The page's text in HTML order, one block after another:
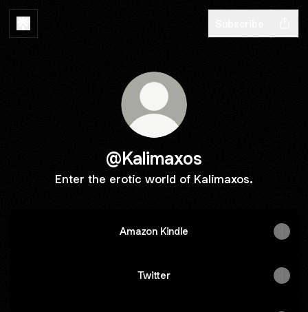
@Kalimaxos
Enter the erotic world of Kalimaxos.
Amazon Kindle
Twitter